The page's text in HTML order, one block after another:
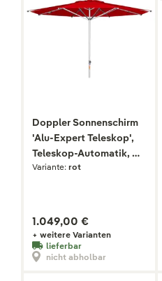
Doppler Sonnenschirm
'Alu-Expert Teleskop',
Teleskop-Automatik, Ø
400 cm
Variante: rot
1.049,00 €
+ weitere Varianten
lieferbar
nicht abholbar